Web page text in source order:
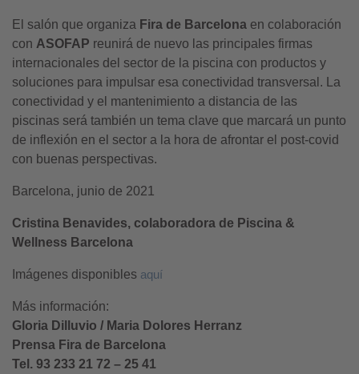
El salón que organiza Fira de Barcelona en colaboración
con ASOFAP reunirá de nuevo las principales firmas
internacionales del sector de la piscina con productos y
soluciones para impulsar esa conectividad transversal. La
conectividad y el mantenimiento a distancia de las
piscinas será también un tema clave que marcará un punto
de inflexión en el sector a la hora de afrontar el post-covid
con buenas perspectivas.
Barcelona, junio de 2021
Cristina Benavides, colaboradora de Piscina &
Wellness Barcelona
Imágenes disponibles aquí
Más información:
Gloria Dilluvio / Maria Dolores Herranz
Prensa Fira de Barcelona
Tel. 93 233 21 72 – 25 41